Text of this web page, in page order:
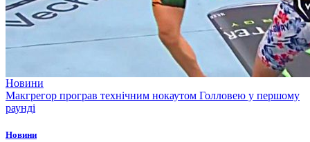
Новини
Макгрегор програв технічним нокаутом Голловею у першому
раунді
Новини